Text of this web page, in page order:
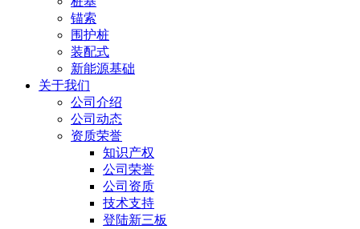
锚索
围护桩
装配式
新能源基础
关于我们
公司介绍
公司动态
资质荣誉
知识产权
公司荣誉
公司资质
技术支持
登陆新三板